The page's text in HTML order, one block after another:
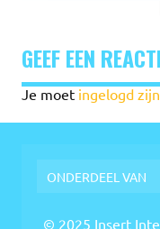
GEEF EEN
Je moet ingelogd
ONDERDEEL VAN
© 2025 Insert